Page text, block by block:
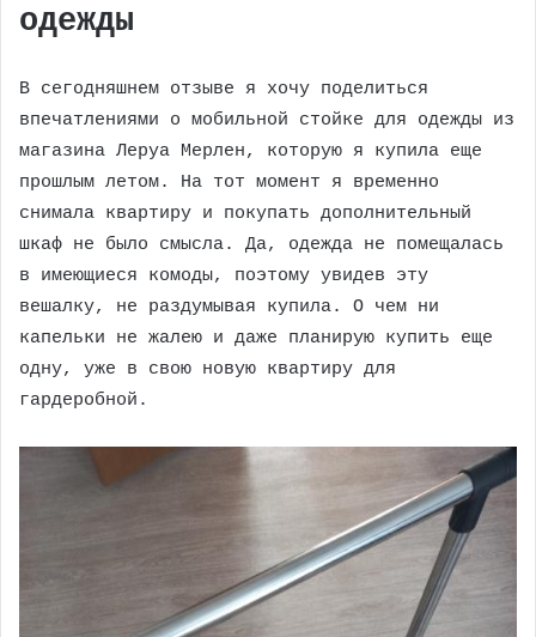
одежды
В сегодняшнем отзыве я хочу поделиться
впечатлениями о мобильной стойке для одежды из
магазина Леруа Мерлен, которую я купила еще
прошлым летом. На тот момент я временно
снимала квартиру и покупать дополнительный
шкаф не было смысла. Да, одежда не помещалась
в имеющиеся комоды, поэтому увидев эту
вешалку, не раздумывая купила. О чем ни
капельки не жалею и даже планирую купить еще
одну, уже в свою новую квартиру для
гардеробной.